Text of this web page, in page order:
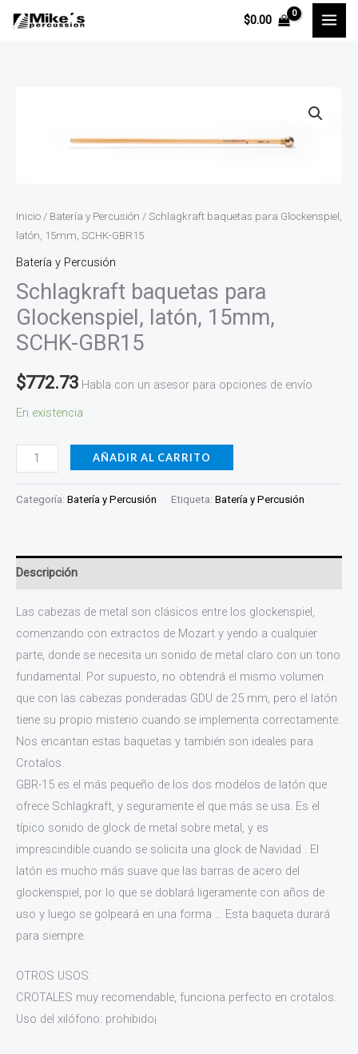
$0.00
Inicio / Batería y Percusión / Schlagkraft baquetas para Glockenspiel,
latón, 15mm, SCHK-GBR15
Batería y Percusión
Schlagkraft baquetas para
Glockenspiel, latón, 15mm,
SCHK-GBR15
$772.73 Habla con un asesor para opciones de envío
En existencia
cantidad
AÑADIR AL CARRITO
Categoría: Batería y Percusión Etiqueta: Batería y Percusión
Descripción
Las cabezas de metal son clásicos entre los glockenspiel,
comenzando con extractos de Mozart y yendo a cualquier
parte, donde se necesita un sonido de metal claro con un tono
fundamental. Por supuesto, no obtendrá el mismo volumen
que con las cabezas ponderadas GDU de 25 mm, pero el latón
tiene su propio misterio cuando se implementa correctamente.
Nos encantan estas baquetas y también son ideales para
Crotalos.
GBR-15 es el más pequeño de los dos modelos de latón que
ofrece Schlagkraft, y seguramente el que más se usa. Es el
típico sonido de glock de metal sobre metal, y es
imprescindible cuando se solicita una glock de Navidad . El
latón es mucho más suave que las barras de acero del
glockenspiel, por lo que se doblará ligeramente con años de
uso y luego se golpeará en una forma … Esta baqueta durará
para siempre.
OTROS USOS:
CROTALES muy recomendable, funciona perfecto en crotalos.
Uso del xilófono: prohibido¡